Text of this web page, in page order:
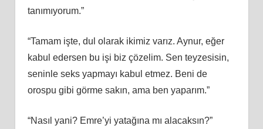
tanımıyorum.”
“Tamam işte, dul olarak ikimiz varız. Aynur, eğer
kabul edersen bu işi biz çözelim. Sen teyzesisin,
seninle seks yapmayı kabul etmez. Beni de
orospu gibi görme sakın, ama ben yaparım.”
“Nasıl yani? Emre’yi yatağına mı alacaksın?”